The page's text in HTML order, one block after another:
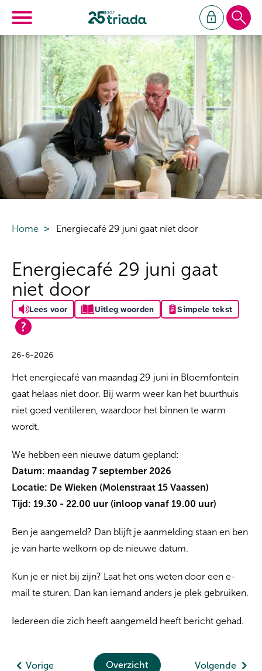
Naar hoofdinhoud
Naar hoofdnavigatiemenu
Naar zoeken
Naar de homepage
Ga naar Hoofd
Home Energiecafé 29 juni gaat niet door
Energiecafé 29 juni gaat
niet door
Lees voor Uitleg woorden Simpele tekst
26-6-2026
Het energiecafé van maandag 29 juni in Bloemfontein
gaat helaas niet door. Bij warm weer kan het buurthuis
niet goed ventileren, waardoor het binnen te warm
wordt.
We hebben een nieuwe datum gepland:
Datum: maandag 7 september 2026
Locatie: De Wieken (Molenstraat 15 Vaassen)
Tijd: 19.30 - 22.00 uur (inloop vanaf 19.00 uur)
Ben je aangemeld? Dan blijft je aanmelding staan en ben
je van harte welkom op de nieuwe datum.
Kun je er niet bij zijn? Laat het ons weten door een e-
mail te sturen. Dan kan iemand anders je plek gebruiken.
Iedereen die zich heeft aangemeld heeft bericht gehad.
Volgende
Overzicht
Vorige